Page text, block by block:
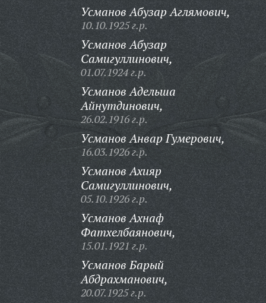
Усманов Абузар Аглямович,
10.10.1925 г.р.
Усманов Абузар
Самигуллинович,
01.07.1924 г.р.
Усманов Адельша
Айнутдинович,
26.02.1916 г.р.
Усманов Анвар Гумерович,
16.03.1926 г.р.
Усманов Ахияр
Самигуллинович,
05.10.1926 г.р.
Усманов Ахнаф
Фатхелбаянович,
15.01.1921 г.р.
Усманов Барый
Абдрахманович,
20.07.1925 г.р.